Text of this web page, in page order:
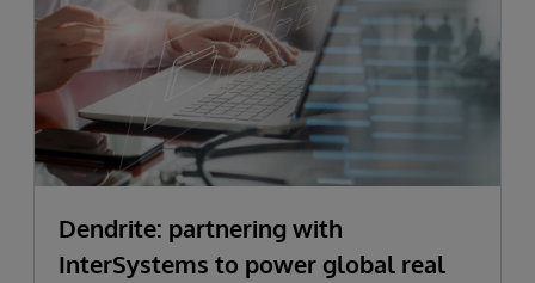
Dendrite: partnering with
InterSystems to power global real